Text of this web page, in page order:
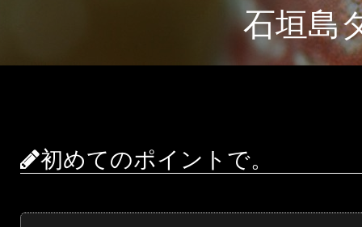
石垣島
初めてのポイントで。